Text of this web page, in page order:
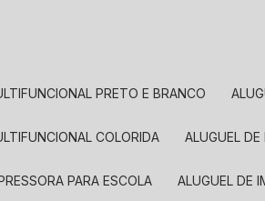
PRETO E BRANCO
COLORIDA ALUGUEL
PARA ESCOLA ALUGUEL DE